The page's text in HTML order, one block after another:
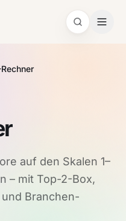
auf den Skalen 1–
– mit Top-2-Box,
Branchen-